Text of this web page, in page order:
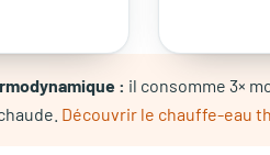
: il consomme 3×
Découvrir le chauffe-eau